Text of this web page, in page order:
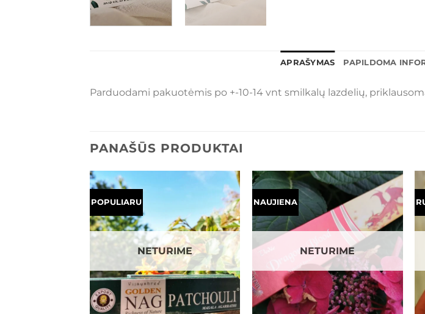
APRAŠYMAS PAPILDOMA
Parduodami pakuotėmis po +-10-14 vnt smilkalų lazdelių,
PANAŠŪS PRODUKTAI
POPULIARU Mėgstamiausias
+
NETURIME
NAUJIENA Mėgstamiausias
NETURIME